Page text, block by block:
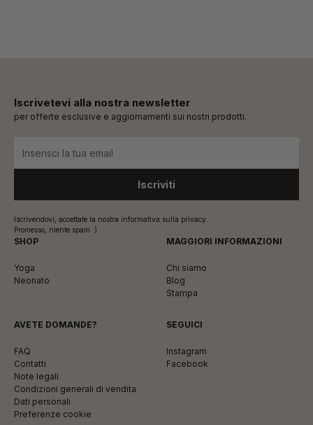
Iscrivetevi alla nostra newsletter
per offerte esclusive e aggiornamenti sui nostri prodotti.
Iscrivendovi, accettate la nostra informativa sulla privacy.
Promesso, niente spam :)
SHOP
Yoga
Neonato
MAGGIORI INFORMAZIONI
Chi siamo
Blog
Stampa
AVETE DOMANDE?
FAQ
Contatti
Note legali
Condizioni generali di vendita
Dati personali
Preferenze cookie
SEGUICI
Instagram
Facebook